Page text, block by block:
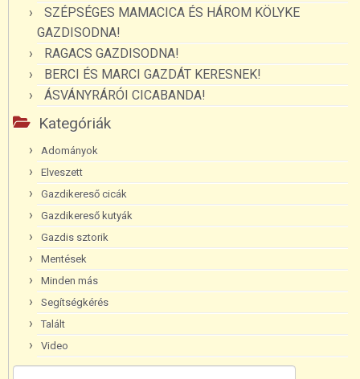
SZÉPSÉGES MAMACICA ÉS HÁROM KÖLYKE
GAZDISODNA!
RAGACS GAZDISODNA!
BERCI ÉS MARCI GAZDÁT KERESNEK!
ÁSVÁNYRÁRÓI CICABANDA!
Kategóriák
Adományok
Elveszett
Gazdikereső cicák
Gazdikereső kutyák
Gazdis sztorik
Mentések
Minden más
Segítségkérés
Talált
Video